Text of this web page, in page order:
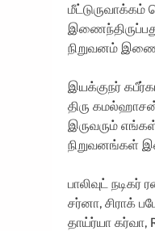
நிறுவனம்
இயக்குநர்
திரு
இருவரும்
நிறுவனங்கள்
பாலிவுட்
சர்னா, சிராக்
தாய்ர்யா கர்வா,